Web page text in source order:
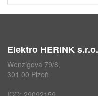
Elektro HERINK s.r.o.
Wenzigova 79/8,
301 00 Plzeň